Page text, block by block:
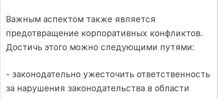
Важным аспектом также является
предотвращение корпоративных конфликтов.
Достичь этого можно следующими путями:
- законодательно ужесточить ответственность
за нарушения законодательства в области